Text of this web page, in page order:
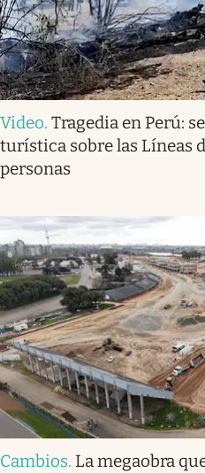
Video. Tragedia en Perú:
turística sobre las Líneas
personas
Cambios. La megaobra